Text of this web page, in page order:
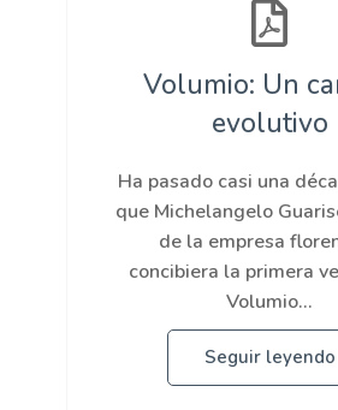
Volumio: Un
evolutivo
Ha pasado casi una
que Michelangelo
de la empresa
concibiera la primera
Volumio...
Seguir leyendo